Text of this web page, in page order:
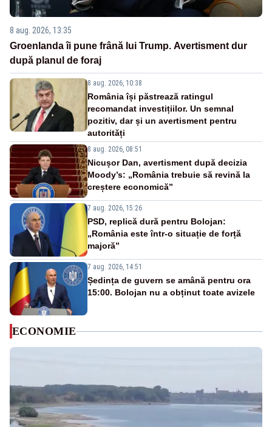
8 aug. 2026, 13:35
Groenlanda îi pune frână lui Trump. Avertisment dur
după planul de foraj
8 aug. 2026, 10:38
România își păstrează ratingul
recomandat investițiilor. Un semnal
pozitiv, dar și un avertisment pentru
autorități
8 aug. 2026, 08:51
Nicușor Dan, avertisment după decizia
Moody’s: „România trebuie să revină la
creștere economică”
7 aug. 2026, 15:26
PSD, replică dură pentru Bolojan:
„România este într-o situație de forță
majoră”
7 aug. 2026, 14:51
Ședința de guvern se amână pentru ora
15:00. Bolojan nu a obținut toate avizele
ECONOMIE